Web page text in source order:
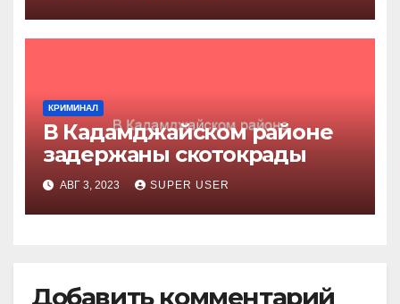
КРИМИНАЛ
В Кадамджайском районе
задержаны скотокрады
АВГ 3, 2023 SUPER USER
Добавить комментарий